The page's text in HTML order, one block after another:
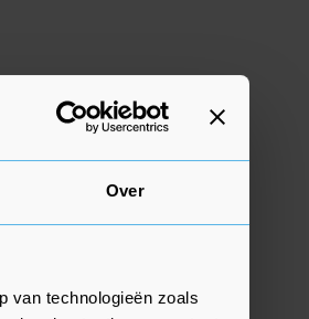
Over
van technologieën zoals